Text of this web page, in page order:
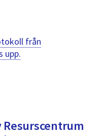
att
navigera
mellan
välja
från
upp.